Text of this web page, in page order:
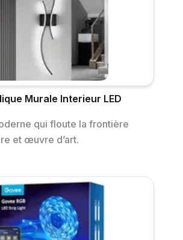
Murale Interieur LED
qui floute la frontière
et œuvre d’art.